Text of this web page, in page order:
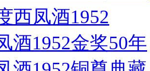
西凤酒1952
酒1952金奖50年